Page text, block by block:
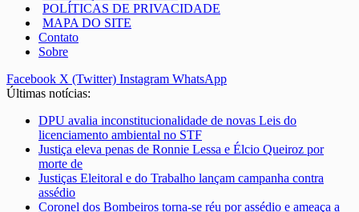
POLÍTICAS DE PRIVACIDADE
MAPA DO SITE
Contato
Sobre
Facebook X (Twitter) Instagram WhatsApp
Últimas notícias:
DPU avalia inconstitucionalidade de novas Leis do
licenciamento ambiental no STF
Justiça eleva penas de Ronnie Lessa e Élcio Queiroz por
morte de
Justiças Eleitoral e do Trabalho lançam campanha contra
assédio
Coronel dos Bombeiros torna-se réu por assédio e ameaça a